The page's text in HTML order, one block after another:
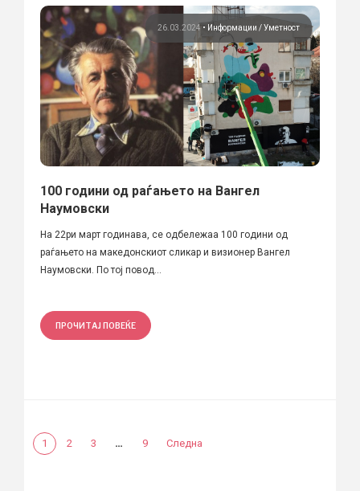
26.03.2024 • Информации Уметност
100 години од раѓањето на Вангел
Наумовски
На 22ри март годинава, се одбележаа 100 години од
раѓањето на македонскиот сликар и визионер Вангел
Наумовски. По тој повод...
ПРОЧИТАЈ ПОВЕЌЕ
1 2 3 … 9 Следна